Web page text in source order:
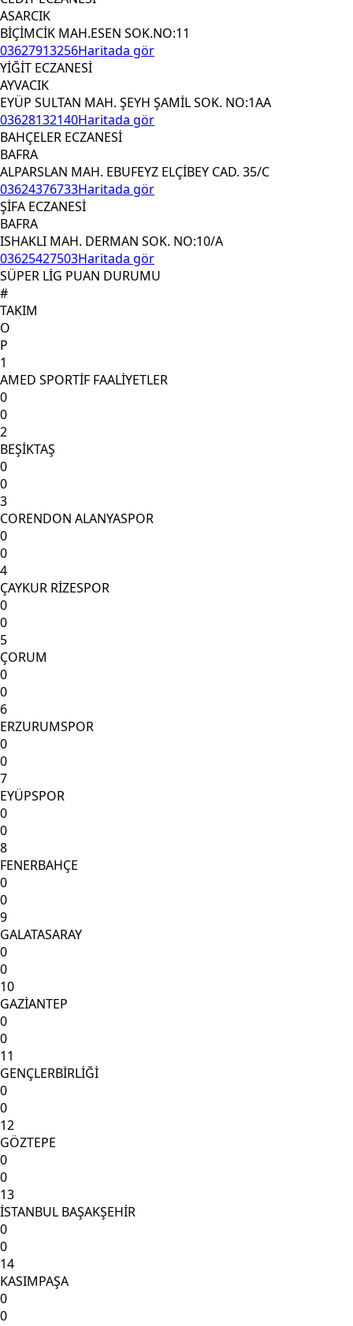
ASARCIK
BİÇİMCİK MAH.ESEN SOK.NO:11
03627913256Haritada gör
YİĞİT ECZANESİ
AYVACIK
EYÜP SULTAN MAH. ŞEYH ŞAMİL SOK. NO:1AA
03628132140Haritada gör
BAHÇELER ECZANESİ
BAFRA
ALPARSLAN MAH. EBUFEYZ ELÇİBEY CAD. 35/C
03624376733Haritada gör
ŞİFA ECZANESİ
BAFRA
ISHAKLI MAH. DERMAN SOK. NO:10/A
03625427503Haritada gör
SÜPER LİG PUAN DURUMU
#
TAKIM
O
P
1
AMED SPORTİF FAALİYETLER
0
0
2
BEŞİKTAŞ
0
0
3
CORENDON ALANYASPOR
0
0
4
ÇAYKUR RİZESPOR
0
0
5
ÇORUM
0
0
6
ERZURUMSPOR
0
0
7
EYÜPSPOR
0
0
8
FENERBAHÇE
0
0
9
GALATASARAY
0
0
10
GAZİANTEP
0
0
11
GENÇLERBİRLİĞİ
0
0
12
GÖZTEPE
0
0
13
İSTANBUL BAŞAKŞEHİR
0
0
14
KASIMPAŞA
0
0